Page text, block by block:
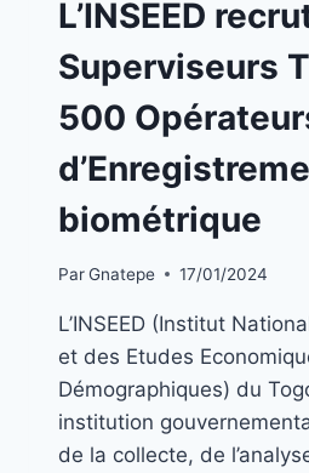
L’INSEED
Superviseurs
500
biométrique
ParGnatepe 17/01/2024
L’INSEED (Institut
et des Etudes
Démographiques) du
institution
de la collecte, de